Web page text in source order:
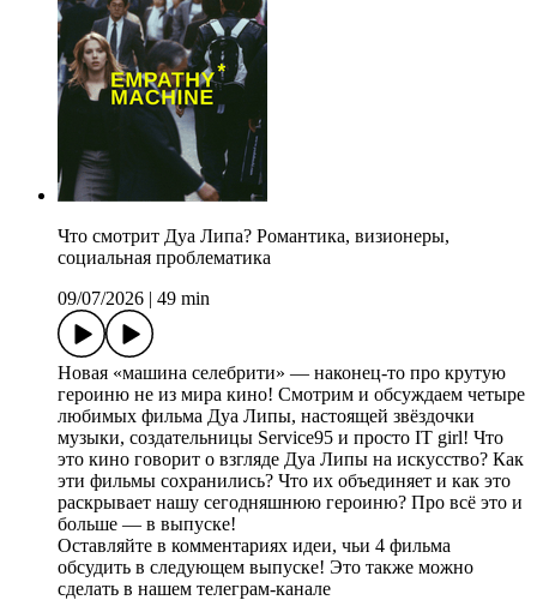
Что смотрит Дуа Липа? Романтика, визионеры,
социальная проблематика
09/07/2026 | 49 min
Новая «машина селебрити» — наконец-то про крутую
героиню не из мира кино! Смотрим и обсуждаем четыре
любимых фильма Дуа Липы, настоящей звёздочки
музыки, создательницы Service95 и просто IT girl! Что
это кино говорит о взгляде Дуа Липы на искусство? Как
эти фильмы сохранились? Что их объединяет и как это
раскрывает нашу сегодняшнюю героиню? Про всё это и
больше — в выпуске!
Оставляйте в комментариях идеи, чьи 4 фильма
обсудить в следующем выпуске! Это также можно
сделать в нашем телеграм-канале